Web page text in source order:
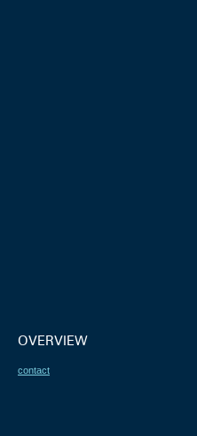
OVERVIEW
contact